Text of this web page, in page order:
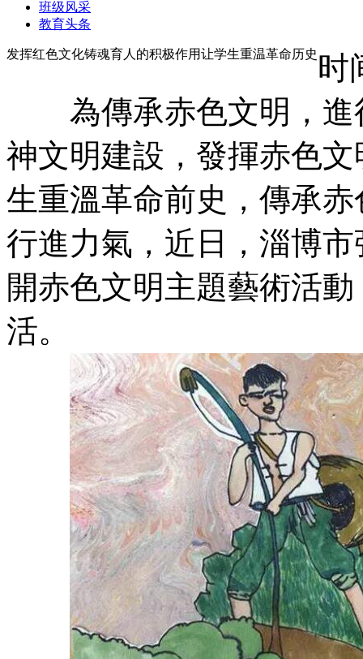
班级风采
教育头条
发挥红色文化铸魂育人的积极作用让学生重温革命历史 时
為傳承赤色文明，進
神文明建設，發揮赤色
生重溫革命前史，傳承
行進力氣，近日，淄博
開赤色文明主題藝術活
活。